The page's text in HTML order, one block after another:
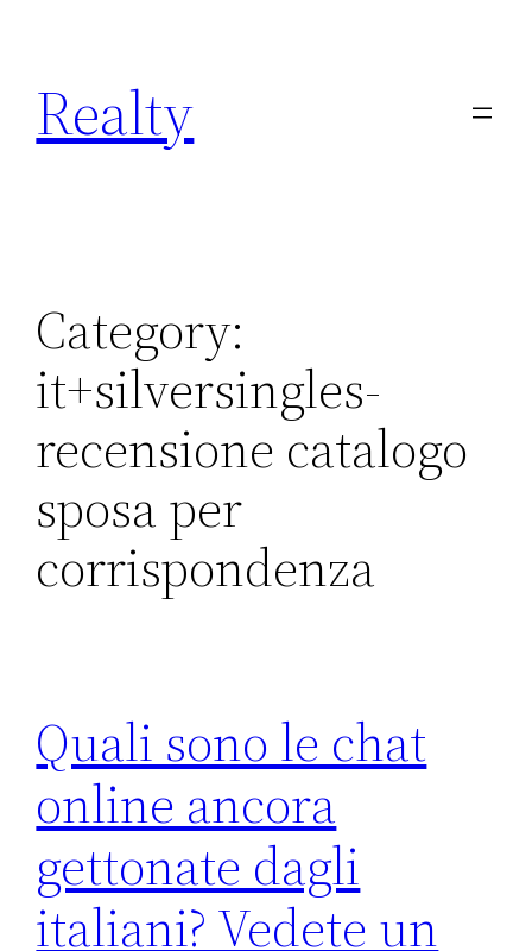
content
Realty
Category:
it+silversingles-
recensione catalogo
sposa per
corrispondenza
Quali sono le chat
online ancora
gettonate dagli
italiani? Vedete un